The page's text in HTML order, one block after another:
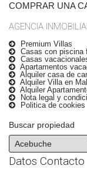
COMPRAR UNA
AGENCIA
Premium Villas
Casas con piscina
Casas
Apartamentos
Alquiler casa de
Alquiler Villa en
Alquiler
Nota legal y
Politica de cookies
Buscar propiedad
Datos Contacto